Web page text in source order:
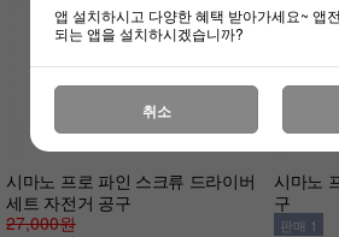
시마노 프로 파인 스크류 드라이버
세트 자전거 공구
27,000원
시마노
구
판매 1
앱 설치하시고 다양한 혜택 받아가세요~ 앱
되는 앱을 설치하시겠습니까?
취소